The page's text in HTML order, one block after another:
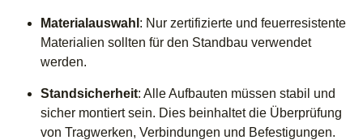
Materialauswahl : Nur zertifizierte und feuerresistente
Materialien sollten für den Standbau verwendet
werden.
Standsicherheit: Alle Aufbauten müssen stabil und
sicher montiert sein. Dies beinhaltet die Überprüfung
von Tragwerken, Verbindungen und Befestigungen.